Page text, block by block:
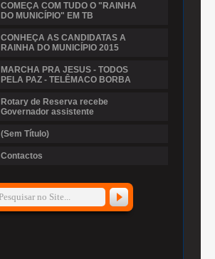
COMEÇA COM TUDO O "RAINHA
DO MUNICÍPIO" EM TB
CONHEÇA AS CANDIDATAS A
RAINHA DO MUNICÍPIO 2015
MARCHA PRA JESUS - TODOS
PELA PAZ - TELÊMACO BORBA
Rotary de Reserva recebe
Governador assistente
(Sem Título)
Contactos